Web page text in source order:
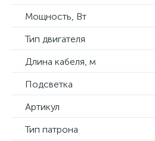
Мощность, Вт
Тип двигателя
Длина кабеля, м
Подсветка
Артикул
Тип патрона